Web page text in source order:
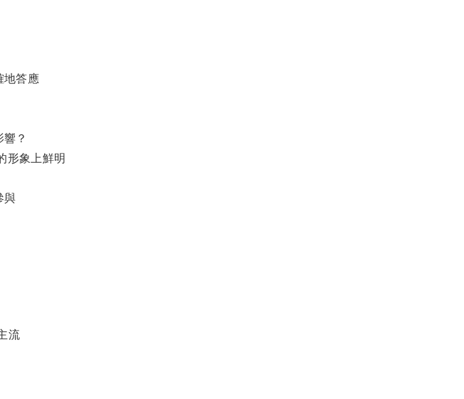
地答應
？
形象上鮮明
與
流